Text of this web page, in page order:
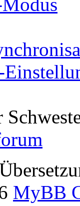
MyBB